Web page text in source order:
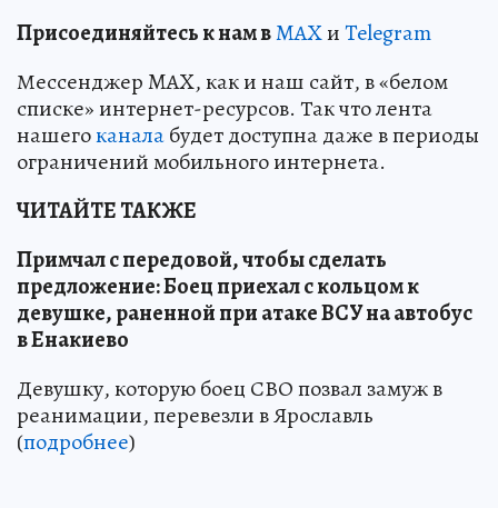
Присоединяйтесь к нам вMAXиTelegram
Мессенджер MAX, как и наш сайт, в «белом
списке» интернет-ресурсов. Так что лента
нашегоканалабудет доступна даже в периоды
ограничений мобильного интернета.
ЧИТАЙТЕ ТАКЖЕ
Примчал с передовой, чтобы сделать
предложение: Боец приехал с кольцом к
девушке, раненной при атаке ВСУ на автобус
в Енакиево
Девушку, которую боец СВО позвал замуж в
реанимации, перевезли в Ярославль
(подробнее)